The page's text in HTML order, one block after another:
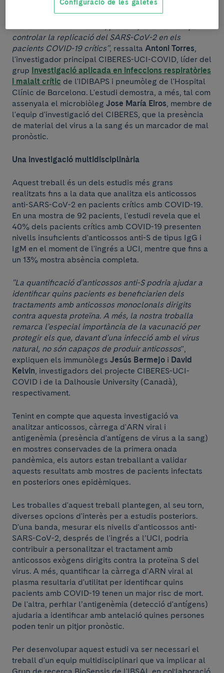
controlar la replicació del SARS-CoV-2 en els
pacients COVID-19 crítics", ressalta Antoni Torres,
l'investigador principal CIBERES-UCI-COVID, líder del
grup Investigació aplicada en infeccions respiratòries
i malalt crític de l'IDIBAPS i pneumòleg de l'Hospital
Clínic de Barcelona. L'estudi demostra, a més, tal com
assenyala el microbiòleg Jose María Eiros, membre de
l'equip d'investigació del CIBERES, que la presència
de material del virus a la sang és un marcador de mal
pronòstic.
Una investigació multidisciplinària
Aquest treball és un dels estudis més grans
realitzats fins a la data que analitza els anticossos
anti-SARS-CoV-2 en pacients crítics amb COVID-19.
En una mostra de 92 pacients, l'estudi revela que el
40% dels pacients crítics amb COVID-19 presenten
nivells insuficients d'anticossos anti-S de tipus IgG i
IgM en el moment de l'ingrés a UCI, mentre que fins a
un 13% mostra absència completa.
"La quantificació d'anticossos anti-S podria ajudar a
identificar quins pacients es beneficiarien dels
tractaments amb anticossos monoclonals dirigits
contra aquesta proteïna. A més, la nostra troballa
remarca l'especial importància de la vacunació per
protegir els que, davant d'una infecció amb el virus
natural, no són capaços de produir anticossos",
expliquen els immunòlegs Jesús Bermejo i David
Kelvin, investigadors del projecte CIBERES-UCI-
COVID i de la Dalhousie University (Canadà),
respectivament.
Tenint en compte que aquesta investigació va
analitzar anticossos, càrrega d'ARN viral i
antigenèmia (presència d'antígens de virus a la sang)
en mostres conservades de la primera onada
pandèmica, els autors estan treballant a validar
aquests resultats amb mostres de pacients infectats
en posteriors ones epidèmiques.
Les troballes d'aquest treball plantegen, al seu torn,
diverses opcions d'interès per a estudis posteriors.
D'una banda, mesurar els nivells d'anticossos anti-
SARS-CoV-2, després de l'ingrés a l’UCI, podria
contribuir a personalitzar el tractament amb
anticossos exògens dirigits contra la proteïna S del
virus. A més, quantificar la càrrega d'ARN viral al
plasma resultaria d'utilitat per identificar quins
pacients amb COVID-19 tenen un major risc de mort.
De l'altra, perfilar l’antigenèmia (detecció d'antígens)
ajudaria a identificar amb antelació quines persones
poden tenir un pitjor pronòstic.
Per desenvolupar aquest estudi va ser necessari el
treball d'un equip multidisciplinari que va implicar al
Configuració de les galetes